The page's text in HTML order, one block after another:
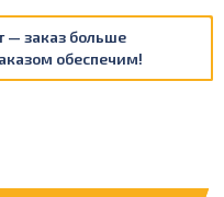
— заказ больше
обеспечим!